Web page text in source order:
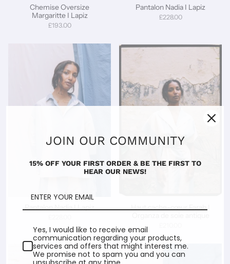
Chemise Oversize
Margaritte I Lapiz
£193.00
Pantalon Nadia I Lapiz
£228.00
Pantalon Nadia I Lapiz
Haut cache-cœur Farah I
JOIN OUR COMMUNITY
15% OFF YOUR FIRST ORDER & BE THE FIRST TO
HEAR OUR NEWS!
Yes, I would like to receive email
communication regarding your products,
services and offers that might interest me.
We promise not to spam you and you can